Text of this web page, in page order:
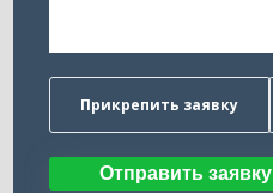
Прикрепить заявку
Отправить заявку